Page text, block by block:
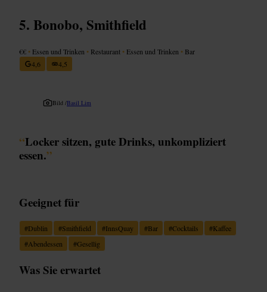
Bonobo, Smithfield
€€ • Essen und Trinken • Restaurant • Essen und Trinken • Bar
4,6
4,5
Bild /Basil Lim
“Locker sitzen, gute Drinks, unkompliziert
essen.”
Geeignet für
#Dublin #Smithfield #InnsQuay #Bar #Cocktails #Kaffee
#Abendessen #Gesellig
Was Sie erwartet